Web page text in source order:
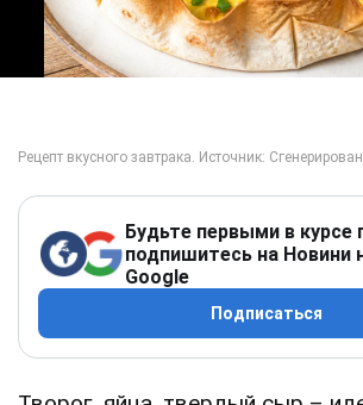
Будьте первыми в курсе
подпишитесь на Новини
Google
Подписаться